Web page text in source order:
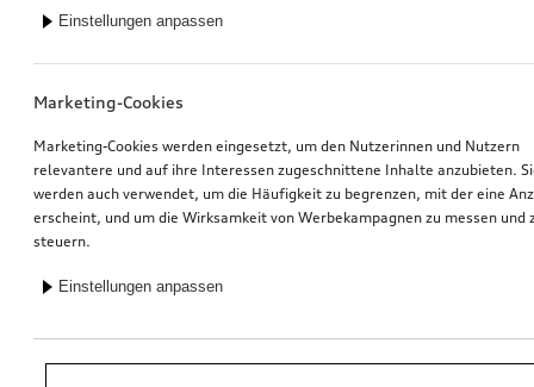
*Unverbindliche Preisempfehlung der Importeurin AMAG Import AG. Inkl.
gesetzlicher MwSt. Preise beim Audi Partner können abweichen; weitere
Einstellungen anpassen
Marketing-Cookies
Marketing-Cookies werden eingesetzt, um den Nutzerinnen und Nutzern
relevantere und auf ihre Interessen zugeschnittene Inhalte anzubieten.
werden auch verwendet, um die Häufigkeit zu begrenzen, mit der eine
erscheint, und um die Wirksamkeit von Werbekampagnen zu messen und
steuern.
Einstellungen anpassen